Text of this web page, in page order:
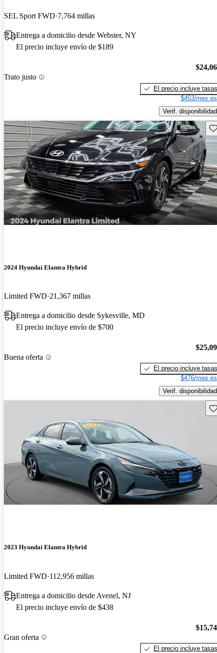
SEL Sport FWD 7,764 millas
Entrega a domicilio desde Webster, NY
El precio incluye envío de $189
Trato justo
El precio incluye tasas
$453/mes
Verif. disponibilidad
2024 Hyundai Elantra Hybrid
Limited FWD 21,367 millas
Entrega a domicilio desde Sykesville, MD
El precio incluye envío de $700
Buena oferta
El precio incluye tasas
$476/mes
Verif. disponibilidad
2023 Hyundai Elantra Hybrid
Limited FWD 112,956 millas
Entrega a domicilio desde Avenel, NJ
El precio incluye envío de $438
Gran oferta
El precio incluye tasas